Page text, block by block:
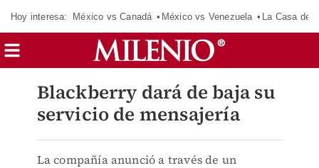
Hoy interesa: México vs Canadá México vs Venezuela La Casa de
Blackberry dará de baja su
servicio de mensajería
La compañía anunció a través de un